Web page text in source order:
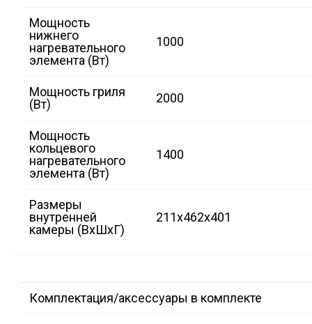
Мощность
нижнего
нагревательного
элемента (Вт)
1000
Мощность гриля
(Вт)
2000
Мощность
кольцевого
нагревательного
элемента (Вт)
1400
Размеры
внутренней
камеры (ВхШхГ)
211x462x401
Комплектация/аксессуары в комплекте